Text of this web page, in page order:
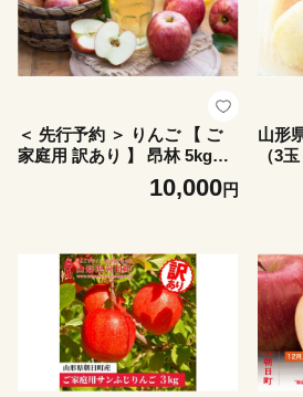
＜ 先行予約 ＞ りんご 【 ご
家庭用 訳あり 】 昂林 5kg
【2026年10月上旬～発送】
山形県 朝日町産 農家直送 山
10,000円
山形
（3
旬か
果物